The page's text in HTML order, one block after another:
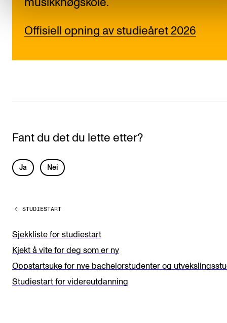
musikkhøgskole.
Offisiell opning av studieåret 2026
Fant du det du lette etter?
L
e
t
h
i
Ja Nei
STUDIESTART
Sjekkliste for studiestart
Kjekt å vite for deg som er ny
Oppstartsuke for nye bachelorstudenter og
Studiestart for videreutdanning